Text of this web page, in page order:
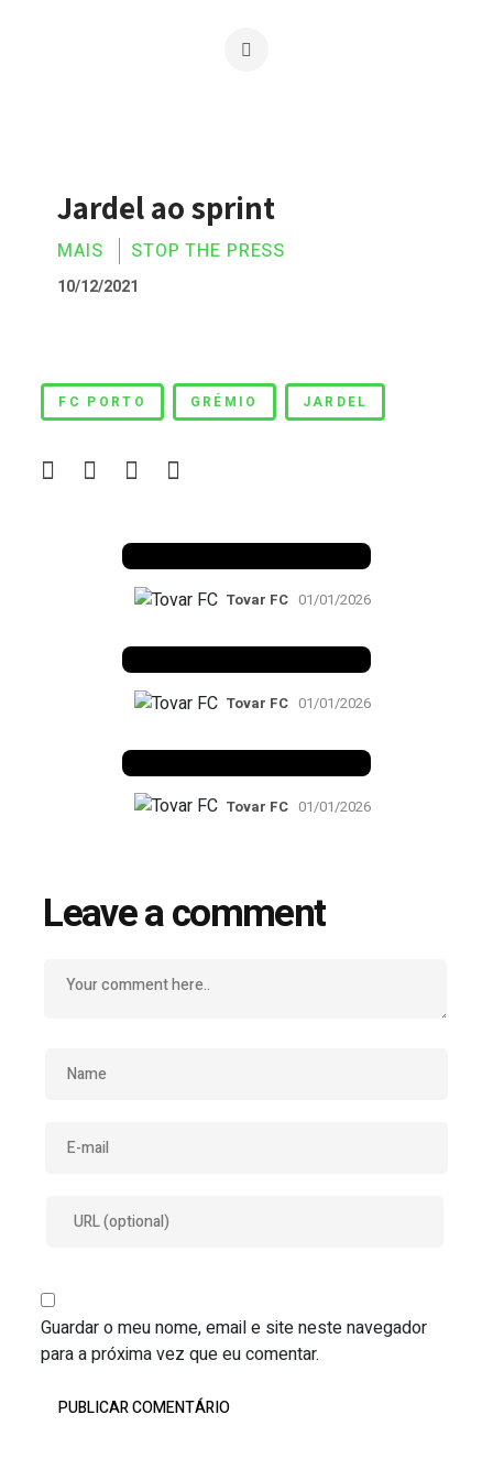
Jardel ao sprint
MAIS STOP THE PRESS
10/12/2021
Jardel ao sprint
FC PORTO GRÉMIO JARDEL
Tovar FC 01/01/2026
Tovar FC 01/01/2026
Tovar FC 01/01/2026
Leave a comment
Guardar o meu nome, email e site neste navegador
para a próxima vez que eu comentar.